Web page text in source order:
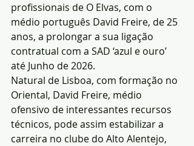
profissionais de O Elvas, com o
médio português David Freire, de 25
anos, a prolongar a sua ligação
contratual com a SAD ‘azul e ouro’
até Junho de 2026.
Natural de Lisboa, com formação no
Oriental, David Freire, médio
ofensivo de interessantes recursos
técnicos, pode assim estabilizar a
carreira no clube do Alto Alentejo,